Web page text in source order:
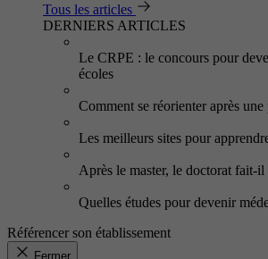
Tous les articles
DERNIERS ARTICLES
Le CRPE : le concours pour
écoles
Comment se réorienter après
Les meilleurs sites pour
Après le master, le doctorat fait-
Quelles études pour devenir
Référencer son établissement
Fermer